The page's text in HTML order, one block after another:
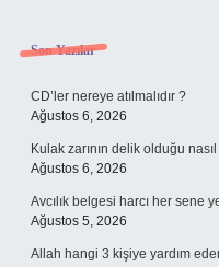
Sidebar
Son Yazılar
CD’ler nereye atılmalıdır ?
Ağustos 6, 2026
Kulak zarının delik olduğu nasıl
Ağustos 6, 2026
Avcılık belgesi harcı her sene
Ağustos 5, 2026
Allah hangi 3 kişiye yardım